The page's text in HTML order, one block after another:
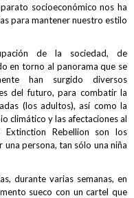
socioeconómico nos ha
para mantener nuestro estilo
de la sociedad, de
en torno al panorama que se
han surgido diversos
del futuro, para combatir la
(los adultos), así como la
climático y las afectaciones al
Rebellion son los
persona, tan sólo una niña
durante varias semanas, en
sueco con un cartel que